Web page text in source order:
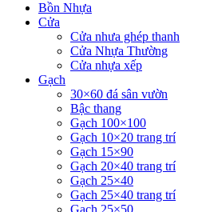
Bồn Nhựa
Cửa
Cửa nhưa ghép thanh
Cửa Nhựa Thường
Cửa nhựa xếp
Gạch
30×60 đá sân vườn
Bậc thang
Gạch 100×100
Gạch 10×20 trang trí
Gạch 15×90
Gạch 20×40 trang trí
Gạch 25×40
Gạch 25×40 trang trí
Gạch 25×50